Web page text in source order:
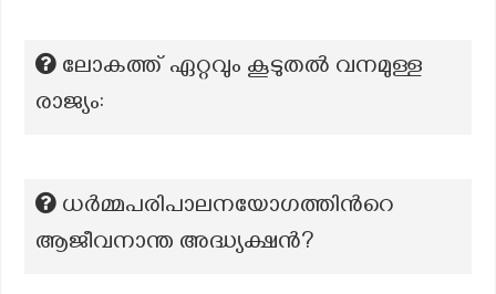
ലോകത്ത് ഏറ്റവും കൂടുതൽ വനമുള്ള
രാജ്യം:
ധർമ്മപരിപാലനയോഗത്തിന്‍റെ
ആജീവനാന്ത അദ്ധ്യക്ഷൻ?